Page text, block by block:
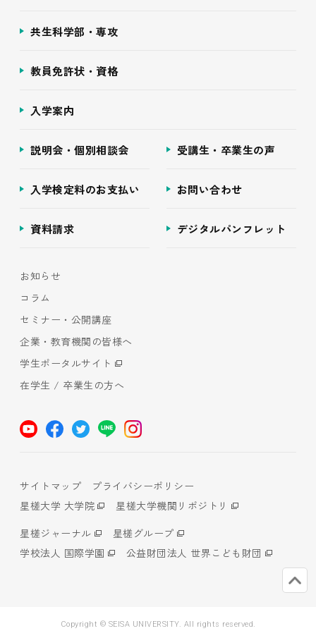
共生科学部・専攻
教員免許状・資格
入学案内
説明会・個別相談会 受講生・卒業生の声
入学検定料のお支払い お問い合わせ
資料請求 デジタルパンフレット
お知らせ
コラム
セミナー・公開講座
企業・教育機関の皆様へ
学生ポータルサイト
在学生 / 卒業生の方へ
サイトマップ
プライバシーポリシー
星槎大学 大学院
星槎大学機関リポジトリ
星槎ジャーナル
星槎グループ
学校法人 国際学園
公益財団法人 世界こども財団
Copyright © SEISA UNIVERSITY. All rights reserved.